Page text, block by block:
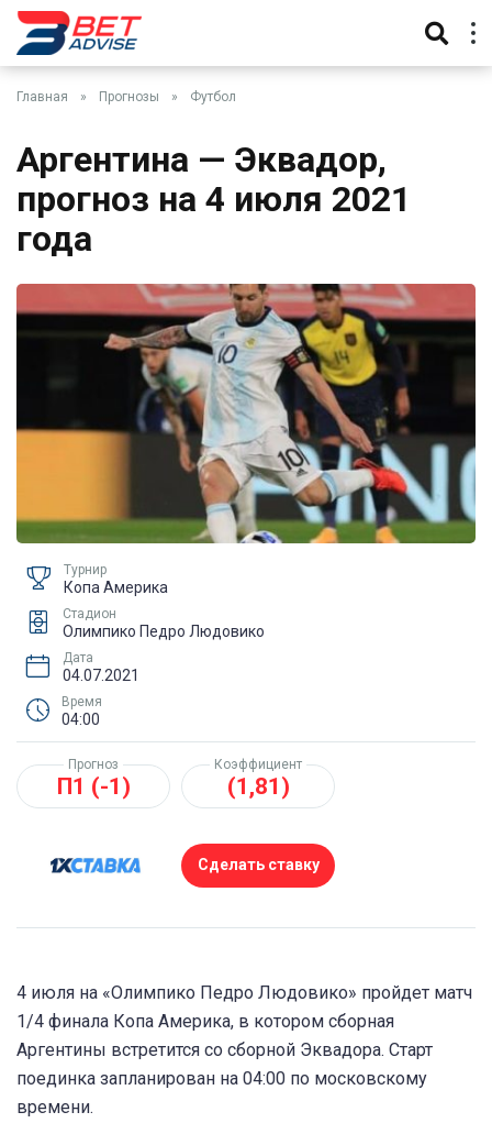
Главная » Прогнозы » Футбол
Аргентина — Эквадор,
прогноз на 4 июля 2021
года
Турнир
Копа Америка
Стадион
Олимпико Педро Людовико
Дата
04.07.2021
Время
04:00
Прогноз
П1 (-1)
Коэффициент
(1,81)
Сделать ставку
4 июля на «Олимпико Педро Людовико» пройдет матч
1/4 финала Копа Америка, в котором сборная
Аргентины встретится со сборной Эквадора. Старт
поединка запланирован на 04:00 по московскому
времени.